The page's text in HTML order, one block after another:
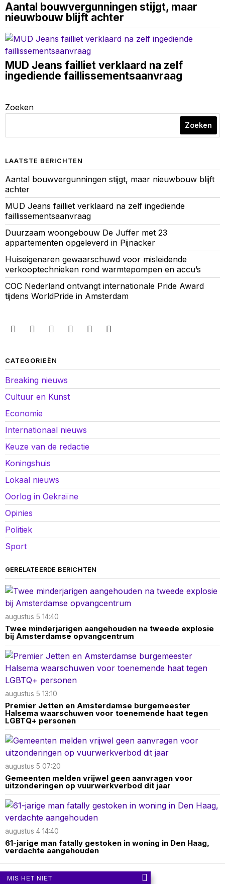
Aantal bouwvergunningen stijgt, maar
nieuwbouw blijft achter
MUD Jeans failliet verklaard na zelf
ingediende faillissementsaanvraag
Zoeken
Zoeken
LAATSTE BERICHTEN
Aantal bouwvergunningen stijgt, maar nieuwbouw blijft
achter
MUD Jeans failliet verklaard na zelf ingediende
faillissementsaanvraag
Duurzaam woongebouw De Juffer met 23
appartementen opgeleverd in Pijnacker
Huiseigenaren gewaarschuwd voor misleidende
verkooptechnieken rond warmtepompen en accu’s
COC Nederland ontvangt internationale Pride Award
tijdens WorldPride in Amsterdam
CATEGORIEËN
Breaking nieuws
Cultuur en Kunst
Economie
Internationaal nieuws
Keuze van de redactie
Koningshuis
Lokaal nieuws
Oorlog in Oekraïne
Opinies
Politiek
Sport
GERELATEERDE BERICHTEN
augustus 5 14:40
Twee minderjarigen aangehouden na tweede explosie
bij Amsterdamse opvangcentrum
augustus 5 13:10
Premier Jetten en Amsterdamse burgemeester
Halsema waarschuwen voor toenemende haat tegen
LGBTQ+ personen
augustus 5 07:20
Gemeenten melden vrijwel geen aanvragen voor
uitzonderingen op vuurwerkverbod dit jaar
augustus 4 14:40
61-jarige man fatally gestoken in woning in Den Haag,
verdachte aangehouden
MIS HET NIET